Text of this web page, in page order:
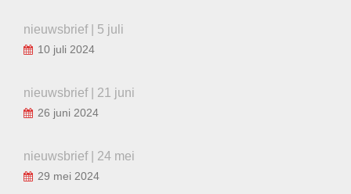
nieuwsbrief | 5 juli
10 juli 2024
nieuwsbrief | 21 juni
26 juni 2024
nieuwsbrief | 24 mei
29 mei 2024